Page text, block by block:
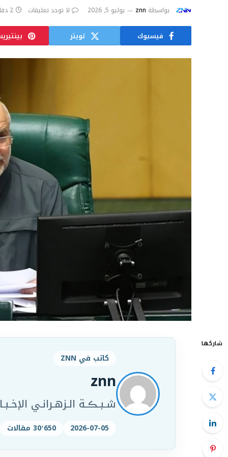
بواسطة znn يوليو 5, 2026 لا توجد تعليقات 2 دقائق
فيسبوك تويتر
شاركها
كاتب في ZNN
znn
شـبـڪـة الـزهـرانـي
2026-07-05 30٬650 مقالات